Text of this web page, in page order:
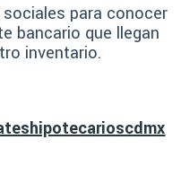
para conocer
bancario que llegan
inventario.